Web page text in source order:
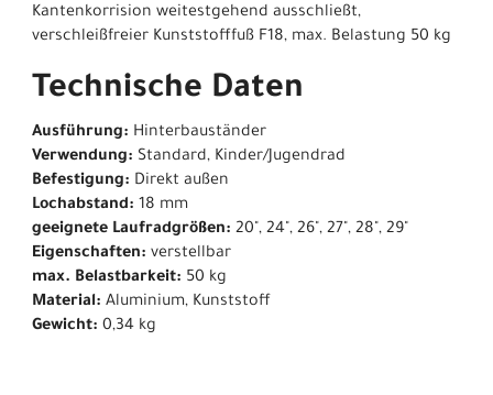
Kantenkorrision weitestgehend ausschließt,
verschleißfreier Kunststofffuß F18, max. Belastung 50 kg
Technische Daten
Ausführung: Hinterbauständer
Verwendung: Standard, Kinder/Jugendrad
Befestigung: Direkt außen
Lochabstand: 18 mm
geeignete Laufradgrößen: 20", 24", 26", 27", 28", 29"
Eigenschaften: verstellbar
max. Belastbarkeit: 50 kg
Material: Aluminium, Kunststoff
Gewicht: 0,34 kg